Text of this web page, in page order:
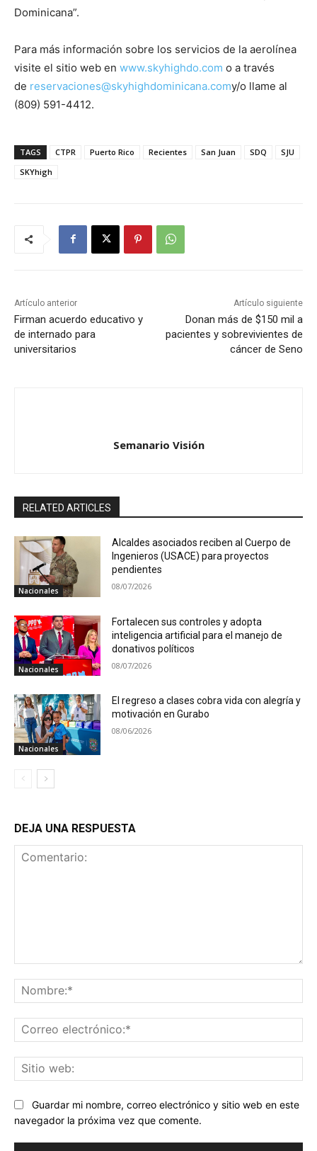
Dominicana”.
Para más información sobre los servicios de la aerolínea
visite el sitio web en www.skyhighdo.com o a través
de reservaciones@skyhighdominicana.comy/o llame al
(809) 591-4412.
TAGS CTPR Puerto Rico Recientes San Juan SDQ
SJU
SKYhigh
Artículo anterior
Firman acuerdo educativo y
de internado para
universitarios
Artículo siguiente
Donan más de $150 mil a
pacientes y sobrevivientes de
cáncer de Seno
Semanario Visión
RELATED ARTICLES
Nacionales
Alcaldes asociados reciben al Cuerpo de
Ingenieros (USACE) para proyectos
pendientes
08/07/2026
Nacionales
Fortalecen sus controles y adopta
inteligencia artificial para el manejo de
donativos políticos
08/07/2026
Nacionales
El regreso a clases cobra vida con alegría y
motivación en Gurabo
08/06/2026
DEJA UNA RESPUESTA
Guardar mi nombre, correo electrónico y sitio web en este
navegador la próxima vez que comente.